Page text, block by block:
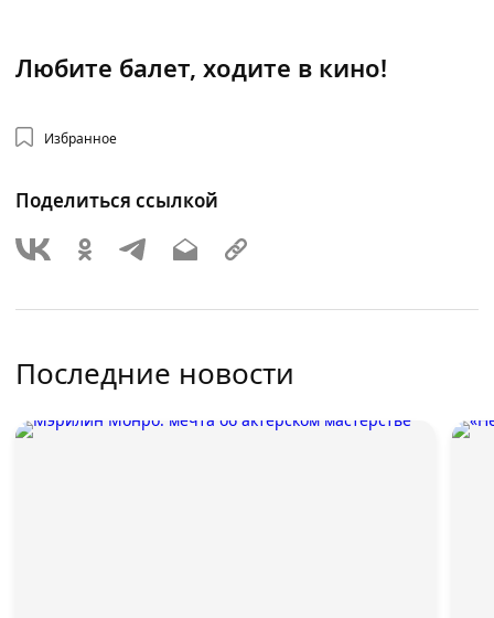
Любите балет, ходите в кино!
Избранное
Поделиться ссылкой
Последние новости